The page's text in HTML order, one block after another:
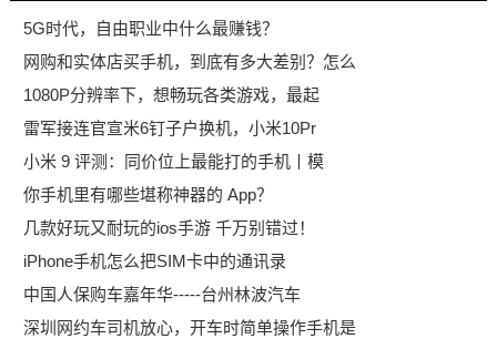
5G时代，自由职业中什么最赚钱？
网购和实体店买手机，到底有多大差别？怎么
1080P分辨率下，想畅玩各类游戏，最起
雷军接连官宣米6钉子户换机，小米10Pr
小米 9 评测：同价位上最能打的手机丨模
你手机里有哪些堪称神器的 App？
几款好玩又耐玩的ios手游 千万别错过！
iPhone手机怎么把SIM卡中的通讯录
中国人保购车嘉年华-----台州林波汽车
深圳网约车司机放心，开车时简单操作手机是